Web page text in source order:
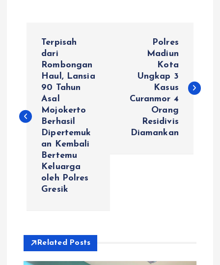
i
o
Terpisah
dari
Rombongan
Haul, Lansia
90 Tahun
Asal
Mojokerto
Berhasil
Dipertemuk
an Kembali
Bertemu
Keluarga
oleh Polres
Gresik
Polres
Madiun
Kota
Ungkap 3
Kasus
Curanmor 4
Orang
Residivis
Diamankan
Related Posts